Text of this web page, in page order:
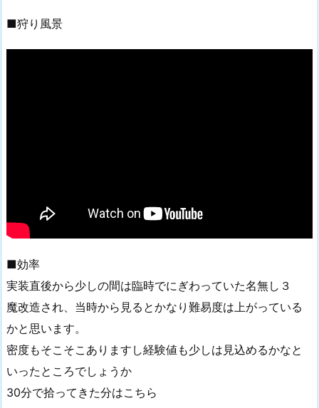
■狩り風景
■効率
実装直後から少しの間は臨時でにぎわっていた名無し３
魔改造され、当時から見るとかなり難易度は上がっている
かと思います。
密度もそこそこありますし経験値も少しは見込めるかなと
いったところでしょうか
30分で拾ってきた分はこちら